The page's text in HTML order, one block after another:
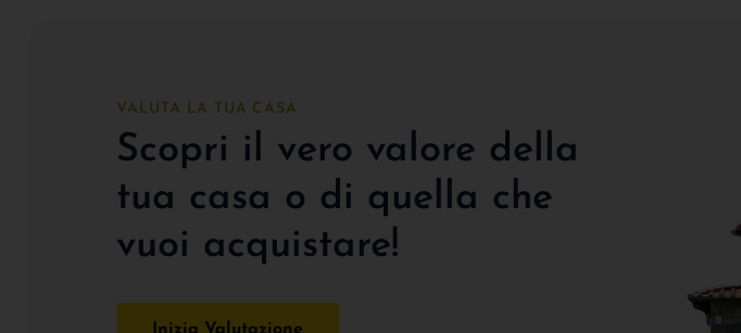
VALUTA LA TUA CASA
Scopri il vero valore della
tua casa o di quella che
vuoi acquistare!